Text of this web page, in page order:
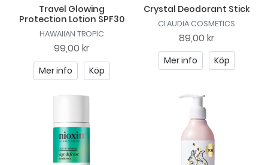
Travel Glowing
Protection Lotion SPF30
HAWAIIAN TROPIC
99,00 kr
Mer info Köp
Crystal Deodorant Stick
CLAUDIA COSMETICS
89,00 kr
Mer info Köp